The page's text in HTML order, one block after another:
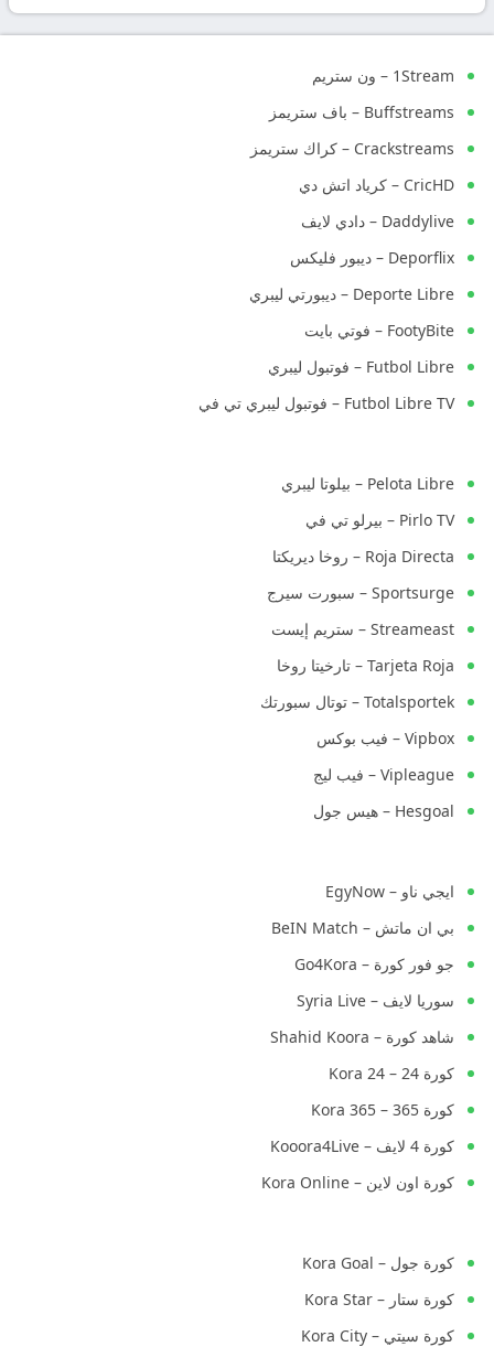
1Stream – ون ستريم
Buffstreams – باف ستريمز
Crackstreams – كراك ستريمز
CricHD – كرياد اتش دي
Daddylive – دادي لايف
Deporflix – ديبور فليكس
Deporte Libre – ديبورتي ليبري
FootyBite – فوتي بايت
Futbol Libre – فوتبول ليبري
Futbol Libre TV – فوتبول ليبري تي في
Pelota Libre – بيلوتا ليبري
Pirlo TV – بيرلو تي في
Roja Directa – روخا ديريكتا
Sportsurge – سبورت سيرج
Streameast – ستريم إيست
Tarjeta Roja – تارخيتا روخا
Totalsportek – توتال سبورتك
Vipbox – فيب بوكس
Vipleague – فيب ليج
Hesgoal – هيس جول
ايجي ناو – EgyNow
بي ان ماتش – BeIN Match
جو فور كورة – Go4Kora
سوريا لايف – Syria Live
شاهد كورة – Shahid Koora
كورة 24 – Kora 24
كورة 365 – Kora 365
كورة 4 لايف – Kooora4Live
كورة اون لاين – Kora Online
كورة جول – Kora Goal
كورة ستار – Kora Star
كورة سيتي – Kora City